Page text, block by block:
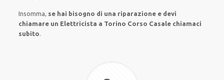
Insomma, se hai bisogno di una riparazione e devi
chiamare un Elettricista a Torino Corso Casale chiamaci
subito.